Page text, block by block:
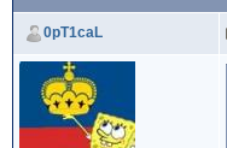
0pT1caL